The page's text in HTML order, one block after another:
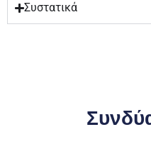
Συστατικά